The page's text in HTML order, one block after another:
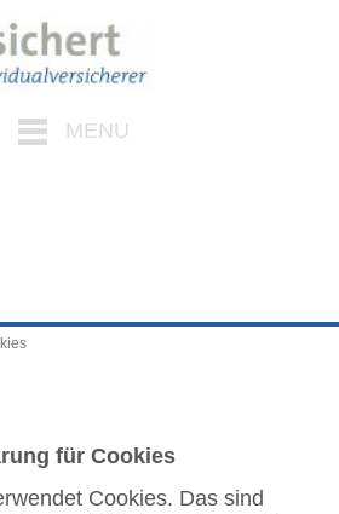
MENU
für Cookies
Cookies. Das sind